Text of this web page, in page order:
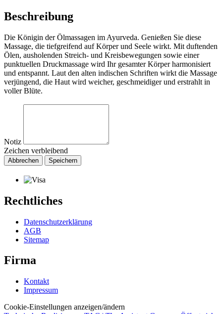
Beschreibung
Die Königin der Ölmassagen im Ayurveda. Genießen Sie diese
Massage, die tiefgreifend auf Körper und Seele wirkt. Mit duftenden
Ölen, ausholenden Streich- und Kreisbewegungen sowie einer
punktuellen Druckmassage wird Ihr gesamter Körper harmonisiert
und entspannt. Laut den alten indischen Schriften wirkt die Massage
verjüngend, die Haut wird weicher, geschmeidiger und erstrahlt in
voller Blüte.
Notiz
Zeichen verbleibend
Abbrechen Speichern
Rechtliches
Datenschutzerklärung
AGB
Sitemap
Firma
Kontakt
Impressum
Cookie-Einstellungen anzeigen/ändern